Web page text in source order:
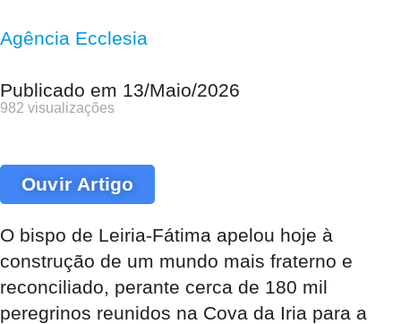
Agência Ecclesia
Publicado em 13/Maio/2026
982 visualizações
Ouvir Artigo
O bispo de Leiria-Fátima apelou hoje à
construção de um mundo mais fraterno e
reconciliado, perante cerca de 180 mil
peregrinos reunidos na Cova da Iria para a